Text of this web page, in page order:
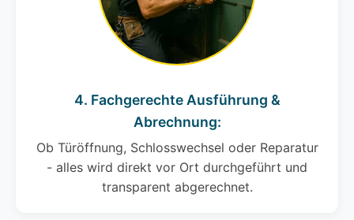
4. Fachgerechte Ausführung &
Abrechnung:
Ob Türöffnung, Schlosswechsel oder Reparatur
- alles wird direkt vor Ort durchgeführt und
transparent abgerechnet.